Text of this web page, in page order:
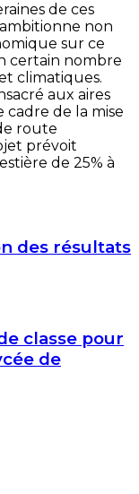
de ces
non
sur ce
certain nombre
climatiques.
aux aires
cadre de la mise
route
prévoit
de 25% à
des résultats
classe pour
de